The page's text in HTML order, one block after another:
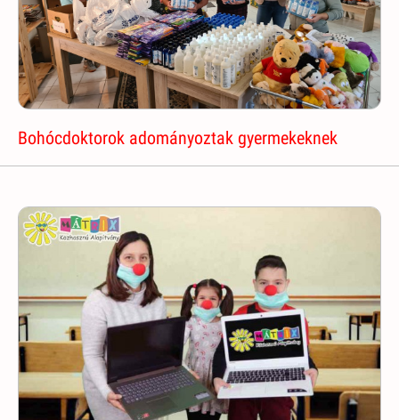
Bohócdoktorok adományoztak gyermekeknek